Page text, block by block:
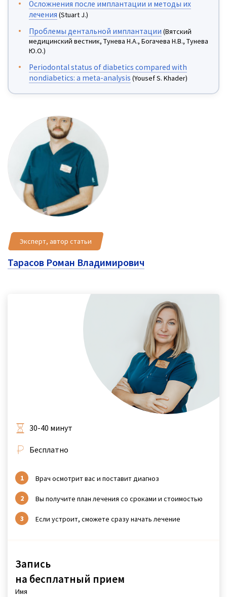
Осложнения после имплантации и методы их
лечения (Stuart J.)
Проблемы дентальной имплантации (Вятский
медицинский вестник, Тунева Н.А., Богачева Н.В., Тунева
Ю.О.)
Periodontal status of diabetics compared with
nondiabetics: a meta-analysis (Yousef S. Khader)
Эксперт, автор статьи
Тарасов Роман Владимирович
Запись
на бесплатный прием
Имя
30-40 минут
Бесплатно
Врач осмотрит вас и поставит диагноз
Вы получите план лечения со сроками и стоимостью
Если устроит, сможете сразу начать лечение